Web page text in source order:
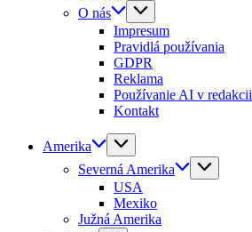
O nás
Impresum
Pravidlá používania
GDPR
Reklama
Používanie AI v redakcii
Kontakt
Amerika
Severná Amerika
USA
Mexiko
Južná Amerika